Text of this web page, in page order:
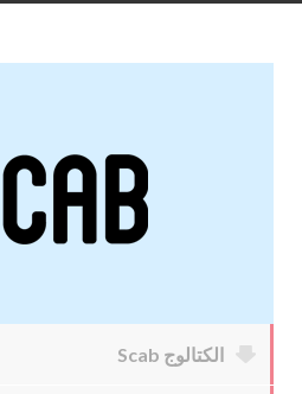
الكتالوج Scab